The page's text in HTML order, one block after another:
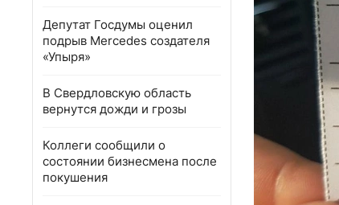
Депутат Госдумы оценил
подрыв Mercedes создателя
«Упыря»
В Свердловскую область
вернутся дожди и грозы
Коллеги сообщили о
состоянии бизнесмена после
покушения